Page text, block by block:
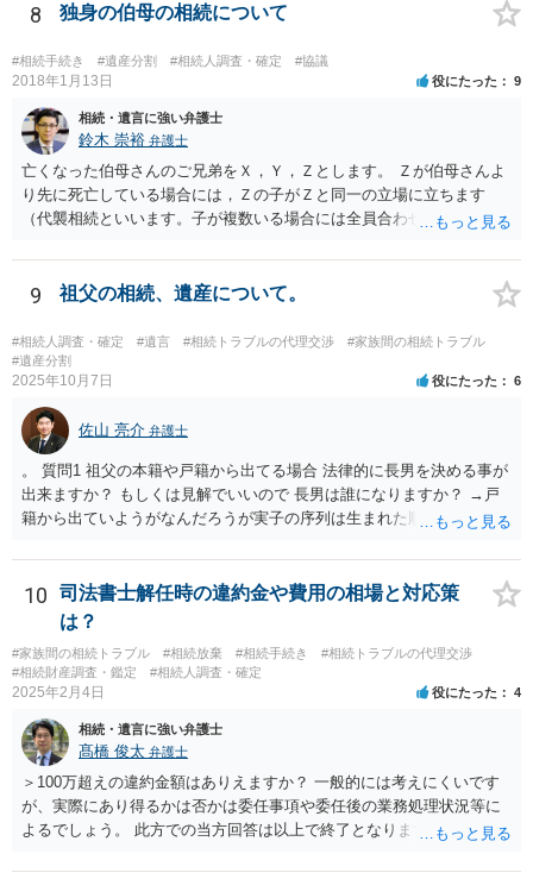
8 独身の伯母の相続について
#相続手続き #遺産分割 #相続人調査・確定 #協議
2018年1月13日 役にたった 9
相続・遺言に強い弁護士
鈴木 崇裕 弁護士
亡くなった伯母さんのご兄弟をＸ，Ｙ，Ｚとします。 Ｚが伯母さんよ
り先に死亡している場合には，Ｚの子がＺと同一の立場に立ちます
（代襲相続といいます。子が複数いる場合には全員合わせてＺと同一
つの相続分を有していますので， そのことを前提として，遺産分割協
議をすることになります（必ずしも３分の１ずつにしなくても，合意
ができれば構いません。）。 今後の対応としては， ①伯母さんの相続
財産（遺産）の全容を整理する（預貯金，有価証券，不動産等の有無
を調べることになります。） ②相続財産に照らし，相続税の申告の準
備をする（税理士の先生にご相談ください。） ③遺産分割協議をする
（ご本人同士で行っても構いませんし，弁護士に相談することもよろ
しいと思います。） ことになります。
9 祖父の相続、遺産について。
#相続人調査・確定 #遺言 #相続トラブルの代理交渉
#家族間の相続トラブル
#遺産分割
2025年10月7日 役にたった 6
佐山 亮介 弁護士
。 質問1 祖父の本籍や戸籍から出てる場合 法律的に長男を決める事が
出来ますか？ もしくは見解でいいので 長男は誰になりますか？ →戸
籍から出ていようがなんだろうが実子の序列は生まれた順ですから、
書が腹違いの長男に向けてある場合 書かれてる内容が最優先にされる
のですか？ →遺書というのが、法律上の遺言の形式を守っている限り
はそのとおりです。 質問3 父が腹違いの長男に法律的に優位になれそ
うな事はありますか？ →遺言が有効な場合、優位に立つことはできま
せんが、お祖父様が認知症であるなどの「遺言が作れないはずの事
情」があるならば①遺言無効確認の訴えを起こすのは一つの手です。
問4 相続トラブルの代理交渉は可能でしょうか。 →一般論としては可
能ですが、お伺いする内容ですとお祖父様が亡くなられた後に動くこ
とになるでしょう。
10
司法書士解任時の違約金や費用の相場と対応策
は？
#家族間の相続トラブル #相続放棄 #相続手続き
#相続トラブルの代理交渉
#相続財産調査・鑑定
#相続人調査・確定
2025年2月4日 役にたった 4
相続・遺言に強い弁護士
髙橋 俊太 弁護士
＞100万超えの違約金額はありえますか？ 一般的には考えにくいです
が、実際にあり得るかは否かは委任事項や委任後の業務処理状況等に
よるでしょう。 此方での当方回答は以上で終了となりますが、参考に